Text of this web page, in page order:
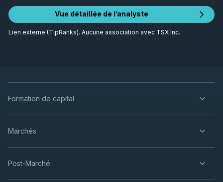
Vue détaillée de l’analyste
Lien externe (TipRanks). Aucune association avec TSX Inc.
Formation de capital
Marchés
Post-Marché